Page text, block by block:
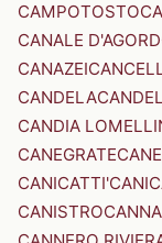
CAMPOTOSTO
CANALE
CANAZEI
CANDELA
CANDIA
CANEGRATE
CANICATTI'
CANISTROCANNA